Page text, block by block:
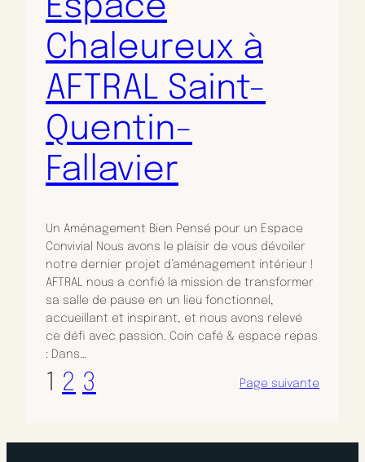
Espace
Chaleureux à
AFTRAL Saint-
Quentin-
Fallavier
Un Aménagement Bien Pensé pour un Espace
Convivial Nous avons le plaisir de vous dévoiler
notre dernier projet d’aménagement intérieur !
AFTRAL nous a confié la mission de transformer
sa salle de pause en un lieu fonctionnel,
accueillant et inspirant, et nous avons relevé
ce défi avec passion. Coin café & espace repas
: Dans…
2 3 Page suivante